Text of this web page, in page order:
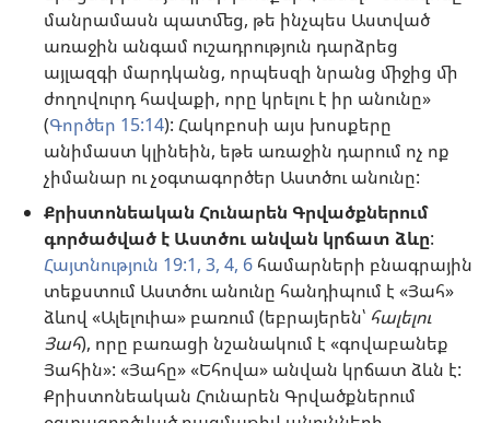
մանրամասն պատմեց, թե ինչպես Աստված
առաջին անգամ ուշադրություն դարձրեց
այլազգի մարդկանց, որպեսզի նրանց միջից մի
ժողովուրդ հավաքի, որը կրելու է իր անունը»
(Գործեր 15:14): Հակոբոսի այս խոսքերը
անիմաստ կլինեին, եթե առաջին դարում ոչ ոք
չիմանար ու չօգտագործեր Աստծու անունը:
Քրիստոնեական Հունարեն Գրվածքներում
գործածված է Աստծու անվան կրճատ ձևը:
Հայտնություն 19:1, 3, 4, 6 համարների բնագրային
տեքստում Աստծու անունը հանդիպում է «Յահ»
ձևով «Ալելուիա» բառում (եբրայերեն՝ հալելու
Յահ), որը բառացի նշանակում է «գովաբանեք
Յահին»: «Յահը» «Եհովա» անվան կրճատ ձևն է:
Քրիստոնեական Հունարեն Գրվածքներում